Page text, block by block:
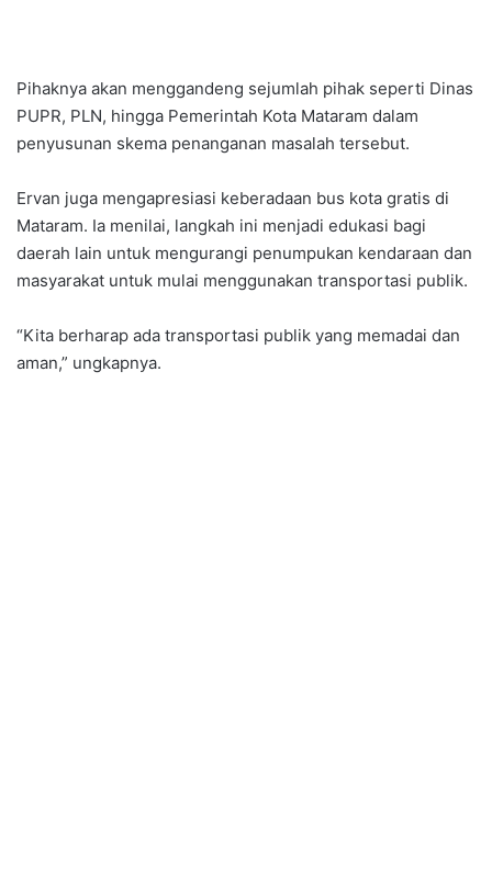
Pihaknya akan menggandeng sejumlah pihak seperti Dinas
PUPR, PLN, hingga Pemerintah Kota Mataram dalam
penyusunan skema penanganan masalah tersebut.
Ervan juga mengapresiasi keberadaan bus kota gratis di
Mataram. Ia menilai, langkah ini menjadi edukasi bagi
daerah lain untuk mengurangi penumpukan kendaraan dan
masyarakat untuk mulai menggunakan transportasi publik.
“Kita berharap ada transportasi publik yang memadai dan
aman,” ungkapnya.